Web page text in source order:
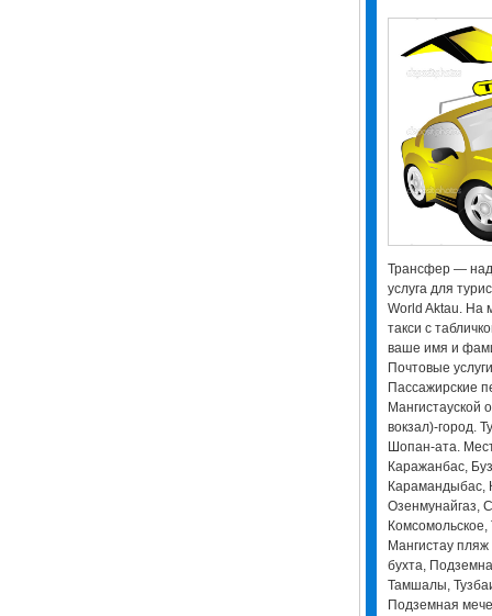
Трансфер —
услуга для
World Aktau. На
такси с
ваше имя и
Почтовые
Пассажирские
Мангистауской
вокзал)-город.
Шопан-ата.
Каражанбас,
Карамандыбас,
Озенмунайгаз,
Комсомольское,
Мангистау
бухта,
Тамшалы,
Подземная